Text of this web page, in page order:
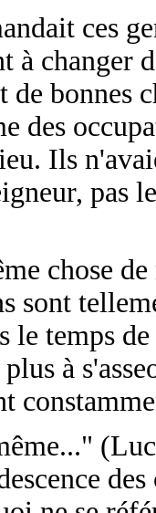
ces
à changer
de bonnes
des
Ils
pas
chose
sont
le temps
à